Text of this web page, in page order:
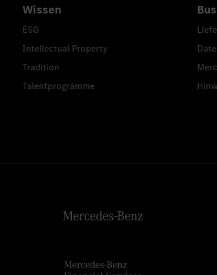
Wissen
ESG
Intellectual Property
Tradition
Talentprogramme